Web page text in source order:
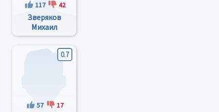
117 42
Зверяков
Михаил
Иванович
0.7
57 17